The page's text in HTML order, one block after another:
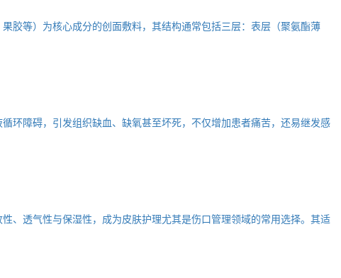
胶等）为核心成分的创面敷料，其结构通常包括三层：表层（聚氨酯薄
环障碍，引发组织缺血、缺氧甚至坏死，不仅增加患者痛苦，还易继发感
、透气性与保湿性，成为皮肤护理尤其是伤口管理领域的常用选择。其适